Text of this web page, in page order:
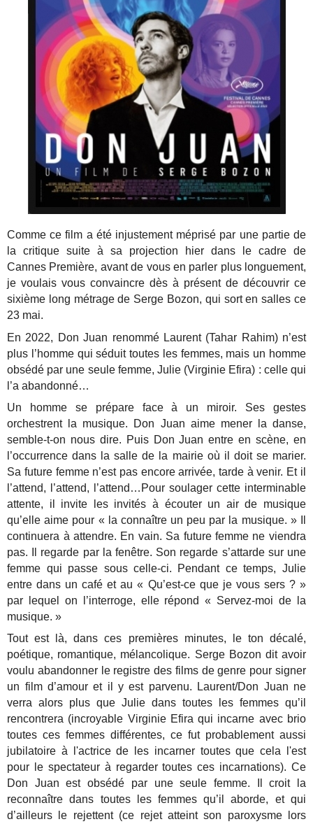
Comme ce film a été injustement méprisé par une partie de
la critique suite à sa projection hier dans le cadre de
Cannes Première, avant de vous en parler plus longuement,
je voulais vous convaincre dès à présent de découvrir ce
sixième long métrage de Serge Bozon, qui sort en salles ce
23 mai.
En 2022, Don Juan renommé Laurent (Tahar Rahim) n’est
plus l’homme qui séduit toutes les femmes, mais un homme
obsédé par une seule femme, Julie (Virginie Efira) : celle qui
l’a abandonné…
Un homme se prépare face à un miroir. Ses gestes
orchestrent la musique. Don Juan aime mener la danse,
semble-t-on nous dire. Puis Don Juan entre en scène, en
l’occurrence dans la salle de la mairie où il doit se marier.
Sa future femme n’est pas encore arrivée, tarde à venir. Et il
l’attend, l’attend, l’attend…Pour soulager cette interminable
attente, il invite les invités à écouter un air de musique
qu’elle aime pour « la connaître un peu par la musique. » Il
continuera à attendre. En vain. Sa future femme ne viendra
pas. Il regarde par la fenêtre. Son regarde s’attarde sur une
femme qui passe sous celle-ci. Pendant ce temps, Julie
entre dans un café et au « Qu’est-ce que je vous sers ? »
par lequel on l’interroge, elle répond « Servez-moi de la
musique. »
Tout est là, dans ces premières minutes, le ton décalé,
poétique, romantique, mélancolique. Serge Bozon dit avoir
voulu abandonner le registre des films de genre pour signer
un film d’amour et il y est parvenu. Laurent/Don Juan ne
verra alors plus que Julie dans toutes les femmes qu’il
rencontrera (incroyable Virginie Efira qui incarne avec brio
toutes ces femmes différentes, ce fut probablement aussi
jubilatoire à l'actrice de les incarner toutes que cela l'est
pour le spectateur à regarder toutes ces incarnations). Ce
Don Juan est obsédé par une seule femme. Il croit la
reconnaître dans toutes les femmes qu’il aborde, et qui
d’ailleurs le rejettent (ce rejet atteint son paroxysme lors